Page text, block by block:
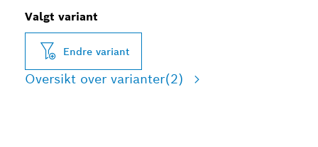
Valgt variant
Endre variant
Oversikt over varianter(2)